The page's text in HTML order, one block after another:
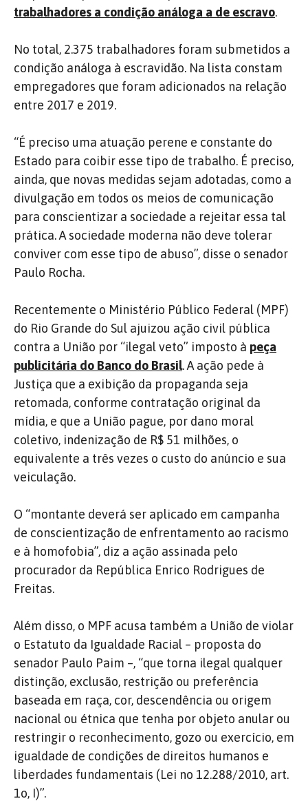
trabalhadores a condição análoga a de escravo.
No total, 2.375 trabalhadores foram submetidos a
condição análoga à escravidão. Na lista constam
empregadores que foram adicionados na relação
entre 2017 e 2019.
“É preciso uma atuação perene e constante do
Estado para coibir esse tipo de trabalho. É preciso,
ainda, que novas medidas sejam adotadas, como a
divulgação em todos os meios de comunicação
para conscientizar a sociedade a rejeitar essa tal
prática. A sociedade moderna não deve tolerar
conviver com esse tipo de abuso”, disse o senador
Paulo Rocha.
Recentemente o Ministério Público Federal (MPF)
do Rio Grande do Sul ajuizou ação civil pública
contra a União por “ilegal veto” imposto à peça
publicitária do Banco do Brasil. A ação pede à
Justiça que a exibição da propaganda seja
retomada, conforme contratação original da
mídia, e que a União pague, por dano moral
coletivo, indenização de R$ 51 milhões, o
equivalente a três vezes o custo do anúncio e sua
veiculação.
O “montante deverá ser aplicado em campanha
de conscientização de enfrentamento ao racismo
e à homofobia”, diz a ação assinada pelo
procurador da República Enrico Rodrigues de
Freitas.
Além disso, o MPF acusa também a União de violar
o Estatuto da Igualdade Racial – proposta do
senador Paulo Paim –, “que torna ilegal qualquer
distinção, exclusão, restrição ou preferência
baseada em raça, cor, descendência ou origem
nacional ou étnica que tenha por objeto anular ou
restringir o reconhecimento, gozo ou exercício, em
igualdade de condições de direitos humanos e
liberdades fundamentais (Lei no 12.288/2010, art.
1o, I)”.